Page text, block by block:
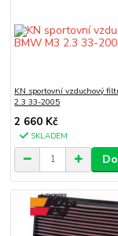
KN sportovní vzduchový
2.3 33-2005
2 660 Kč
SKLADEM